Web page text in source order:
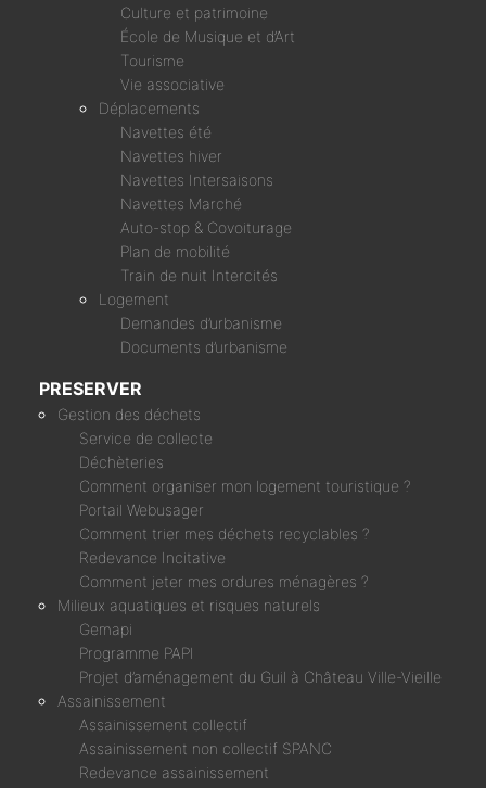
Culture et patrimoine
École de Musique et d’Art
Tourisme
Vie associative
Déplacements
Navettes été
Navettes hiver
Navettes Intersaisons
Navettes Marché
Auto-stop & Covoiturage
Plan de mobilité
Train de nuit Intercités
Logement
Demandes d’urbanisme
Documents d’urbanisme
PRESERVER
Gestion des déchets
Service de collecte
Déchèteries
Comment organiser mon logement touristique ?
Portail Webusager
Comment trier mes déchets recyclables ?
Redevance Incitative
Comment jeter mes ordures ménagères ?
Milieux aquatiques et risques naturels
Gemapi
Programme PAPI
Projet d’aménagement du Guil à Château Ville-Vieille
Assainissement
Assainissement collectif
Assainissement non collectif SPANC
Redevance assainissement